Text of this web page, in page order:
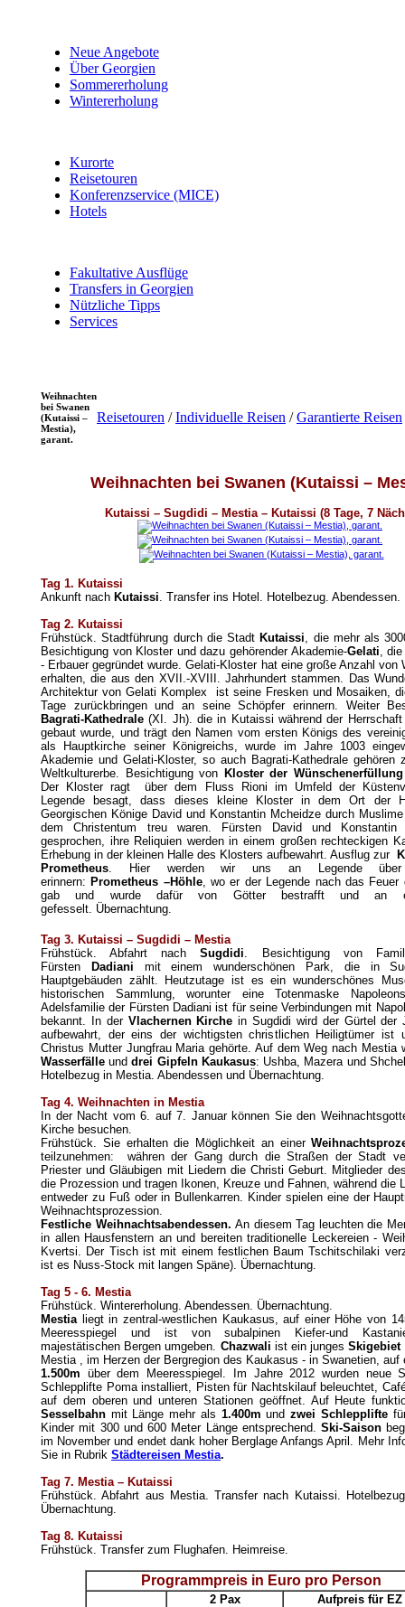
Neue Angebote
Über Georgien
Sommererholung
Wintererholung
Kurorte
Reisetouren
Konferenzservice (MICE)
Hotels
Fakultative Ausflüge
Transfers in Georgien
Nützliche Tipps
Services
Weihnachten
bei Swanen
(Kutaissi –
Mestia),
garant.
Reisetouren /Individuelle Reisen /Garantierte Reisen
Weihnachten bei Swanen (Kutaissi –
Kutaissi – Sugdidi – Mestia –Kutaissi (8 Tage, 7
Tag 1. Kutaissi
Ankunft nach Kutaissi. Transfer ins Hotel. Hotelbezug. Abendessen.
Tag 2. Kutaissi
Frühstück. Stadtführung durch die Stadt Kutaissi, die mehr als
Besichtigung von Kloster und dazu gehörender Akademie-Gelati,
- Erbauer gegründet wurde. Gelati-Kloster hat eine große Anzahl von
erhalten, die aus den XVII.-XVIII. Jahrhundert stammen. Das
Architektur von Gelati Komplex ist seine Fresken und Mosaiken,
Tage zurückbringen und an seine Schöpfer erinnern. Weiter
Bagrati-Kathedrale (XI. Jh). die in Kutaissi während der
gebaut wurde, und trägt den Namen vom ersten Königs des
als Hauptkirche seiner Königreichs, wurde im Jahre 1003
Akademie und Gelati-Kloster, so auch Bagrati-Kathedrale gehören
Weltkulturerbe. Besichtigung von Kloster der Wünschenerfüllung
Der Kloster ragt über dem Fluss Rioni im Umfeld der
Legende besagt, dass dieses kleine Kloster in dem Ort der
Georgischen Könige David und Konstantin Mcheidze durch
dem Christentum treu waren. Fürsten David und Konstantin
gesprochen, ihre Reliquien werden in einem großen rechteckigen
Erhebung in der kleinen Halle des Klosters aufbewahrt. Ausflug zur
Prometheus. Hier werden wir uns an Legende über
erinnern: Prometheus –Höhle, wo er der Legende nach das Feuer
gab und wurde dafür von Götter bestrafft und an
gefesselt. Übernachtung.
Tag 3. Kutaissi – Sugdidi – Mestia
Frühstück. Abfahrt nachSugdidi . Besichtigung von
Fürsten
Dadiani mit einem wunderschönen Park, die in
Hauptgebäuden zählt. Heutzutage ist es ein wunderschönes
historischen Sammlung, worunter eine Totenmaske
Adelsfamilie der Fürsten Dadiani ist für seine Verbindungen mit
bekannt. In der Vlachernen Kirche in Sugdidi wird der Gürtel der
aufbewahrt, der eins der wichtigsten christlichen Heiligtümer ist
Christus Mutter Jungfrau Maria gehörte. Auf dem Weg nach Mestia
Wasserfälle und drei Gipfeln Kaukasus: Ushba, Mazera und
Hotelbezug in Mestia. Abendessen und Übernachtung.
Tag 4. Weihnachten in Mestia
In der Nacht vom 6. auf 7. Januar können Sie den
Kirche besuchen.
Frühstück. Sie erhalten die Möglichkeit an einer
teilzunehmen: währen der Gang durch die Straßen der Stadt
Priester und Gläubigen mit Liedern die Christi Geburt. Mitglieder
die Prozession und tragen Ikonen, Kreuze und Fahnen, während die
entweder zu Fuß oder in Bullenkarren. Kinder spielen eine der
Weihnachtsprozession.
Festliche Weihnachtsabendessen. An diesem Tag leuchten die
in allen Hausfenstern an und bereiten traditionelle Leckereien -
Kvertsi. Der Tisch ist mit einem festlichen Baum Tschitschilaki
ist es Nuss-Stock mit langen Späne). Übernachtung.
Tag 5 - 6. Mestia
Frühstück. Wintererholung. Abendessen. Übernachtung.
Mestia liegt in zentral-westlichen Kaukasus, auf einer Höhe von
Meeresspiegel und ist von subalpinen Kiefer-und
majestätischen Bergen umgeben. Chazwali ist ein jungesSkigebiet
Mestia , im Herzen der Bergregion des Kaukasus - in Swanetien, auf
1.500m über dem Meeresspiegel. Im Jahre 2012 wurden neue
Schlepplifte Poma installiert, Pisten für Nachtskilauf beleuchtet,
auf dem oberen und unteren Stationen geöffnet. Auf Heute
Sesselbahn mit Länge mehr als 1.400m undzwei Schleppliftefür
Kinder mit 300 und 600 Meter Länge entsprechend.Ski-Saison
im November und endet dank hoher Berglage Anfangs April. Mehr
Sie in Rubrik Städtereisen Mestia.
Tag 7. Mestia – Kutaissi
Frühstück. Abfahrt aus Mestia. Transfer nach Kutaissi.
Übernachtung.
Tag 8. Kutaissi
Frühstück. Transfer zum Flughafen. Heimreise.
Programmpreis in Euro pro Person
2 Pax
Aufpreis für EZ